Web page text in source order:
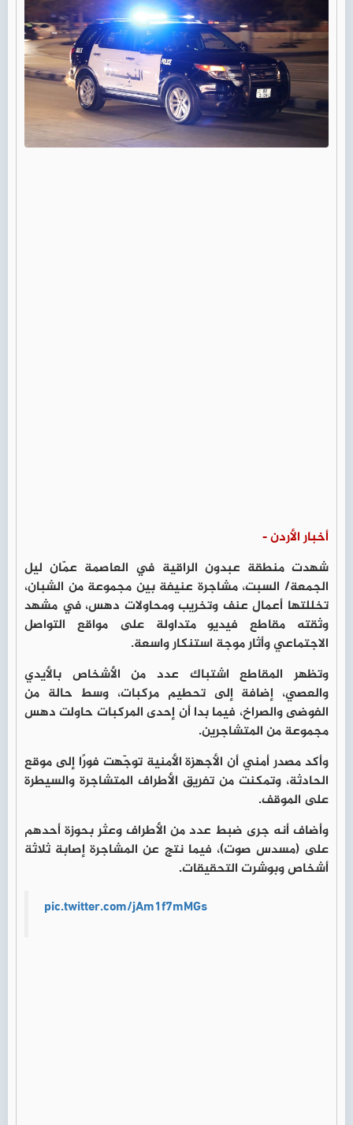
أخبار الأردن -
شهدت منطقة عبدون الراقية في العاصمة عمّان ليل
الجمعة/ السبت، مشاجرة عنيفة بين مجموعة من الشبان،
تخللتها أعمال عنف وتخريب ومحاولات دهس، في مشهد
وثقته مقاطع فيديو متداولة على مواقع التواصل
الاجتماعي وأثار موجة استنكار واسعة.
وتظهر المقاطع اشتباك عدد من الأشخاص بالأيدي
والعصي، إضافة إلى تحطيم مركبات، وسط حالة من
الفوضى والصراخ، فيما بدا أن إحدى المركبات حاولت دهس
مجموعة من المتشاجرين.
وأكد مصدر أمني أن الأجهزة الأمنية توجّهت فورًا إلى موقع
الحادثة، وتمكنت من تفريق الأطراف المتشاجرة والسيطرة
على الموقف.
وأضاف أنه جرى ضبط عدد من الأطراف وعثر بحوزة أحدهم
على (مسدس صوت)، فيما نتج عن المشاجرة إصابة ثلاثة
أشخاص وبوشرت التحقيقات.
pic.twitter.com/jAm1f7mMGs